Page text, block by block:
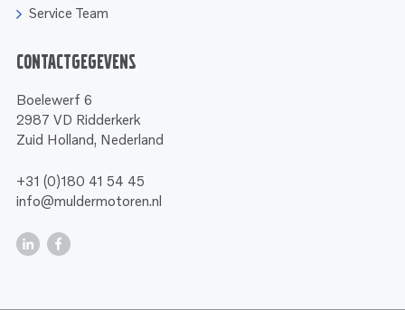
Service Team
Contactgegevens
Boelewerf 6
2987 VD Ridderkerk
Zuid Holland, Nederland
+31 (0)180 41 54 45
info@muldermotoren.nl